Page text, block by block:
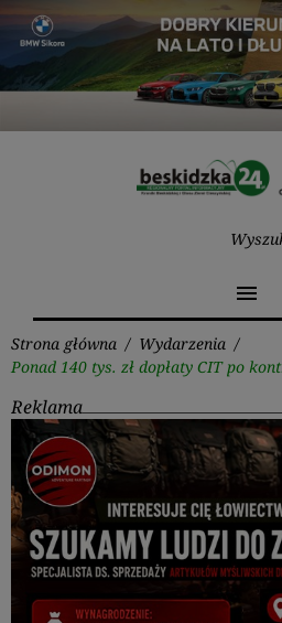
Przejdź
treści
menu
Strona główna / Wydarzenia /
Ponad 140 tys. zł dopłaty CIT po
Reklama